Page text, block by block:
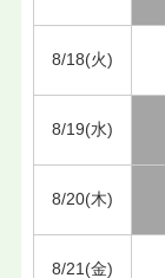
8/18(火)
8/19(水)
8/20(木)
8/21(金)